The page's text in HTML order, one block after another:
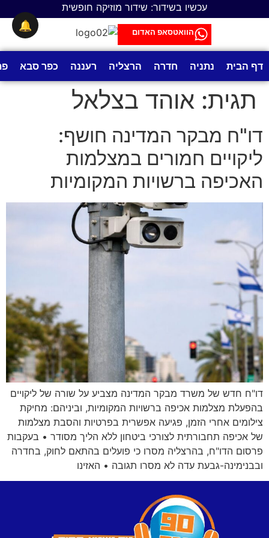
עכשיו בשידור: שידור מוזיקה חופשית
הוואטסאפ האדום
דף הבית נתניה חדרה הרצליה רעננה כפר סבא
תגית: אוהד בצלאל
דו"ח מבקר המדינה חושף:
ליקויים חמורים במצלמות
האכיפה ברשויות המקומיות
דו"ח חדש של משרד מבקר המדינה מצביע על שורה של ליקויים
בהפעלת מצלמות אכיפה ברשויות המקומיות, וביניהם: מחיקת
צילומים אחרי הזמן, פגיעה אפשרית בפרטיות והסבת מצלמות
של אכיפה תחבורתית לצורכי ביטחון ללא הליך מסודר • בעקבות
פרסום הדו"ח, בהרצליה מסרו כי פועלים בהתאם לחוק, בחדרה
ובבנימינה-גבעת עדה לא מסרו תגובה • האזינו
🔔